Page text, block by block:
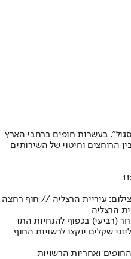
בעשרות חופים ברחבי הארץ
הרוחצים וחיטוי של השירותים
עיריית הרצליה // חוף רחצה
הרצליה
(רביעי) בכפוף להנחיות התו
שקלים יוקצו לרשויות החוף
ואחריות הרשויות